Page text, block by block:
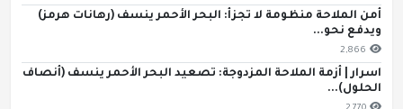
أمن الملاحة منظومة لا تجزأ: البحر الأحمر ينسف (رهانات هرمز)
ويدفع نحو...
2,866
اسرار | أزمة الملاحة المزدوجة: تصعيد البحر الأحمر ينسف (أنصاف
الحلول)...